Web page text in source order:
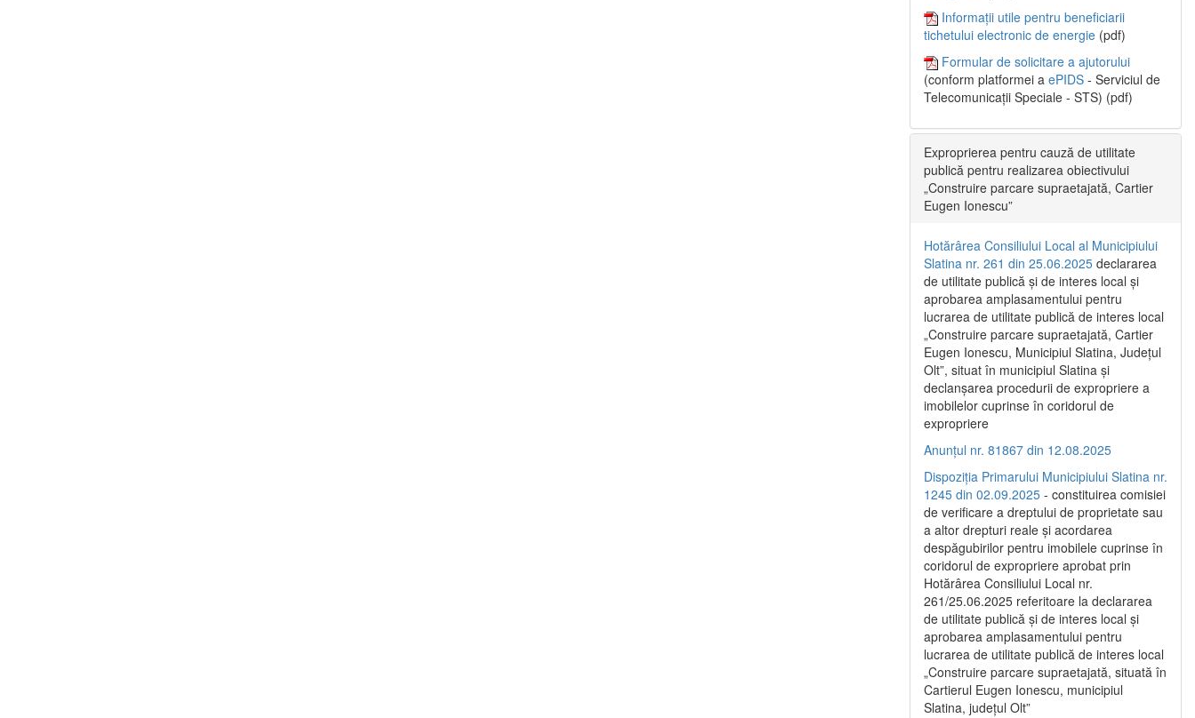
Informații utile pentru beneficiarii
tichetului electronic de energie (pdf)
Formular de solicitare a ajutorului
(conform platformei a ePIDS - Serviciul de
Telecomunicații Speciale - STS) (pdf)
Exproprierea pentru cauză de utilitate
publică pentru realizarea obiectivului
„Construire parcare supraetajată, Cartier
Eugen Ionescu”
Hotărârea Consiliului Local al Municipiului
Slatina nr. 261 din 25.06.2025 declararea
de utilitate publică și de interes local și
aprobarea amplasamentului pentru
lucrarea de utilitate publică de interes local
„Construire parcare supraetajată, Cartier
Eugen Ionescu, Municipiul Slatina, Județul
Olt”, situat în municipiul Slatina și
declanșarea procedurii de expropriere a
imobilelor cuprinse în coridorul de
expropriere
Anunțul nr. 81867 din 12.08.2025
Dispoziția Primarului Municipiului Slatina nr.
1245 din 02.09.2025 - constituirea comisiei
de verificare a dreptului de proprietate sau
a altor drepturi reale și acordarea
despăgubirilor pentru imobilele cuprinse în
coridorul de expropriere aprobat prin
Hotărârea Consiliului Local nr.
261/25.06.2025 referitoare la declararea
de utilitate publică și de interes local și
aprobarea amplasamentului pentru
lucrarea de utilitate publică de interes local
„Construire parcare supraetajată, situată în
Cartierul Eugen Ionescu, municipiul
Slatina, județul Olt”